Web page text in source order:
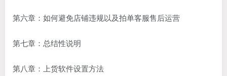
第六章：如何避免店铺违规以及拍单客服售后运营
第七章：总结性说明
第八章：上货软件设置方法